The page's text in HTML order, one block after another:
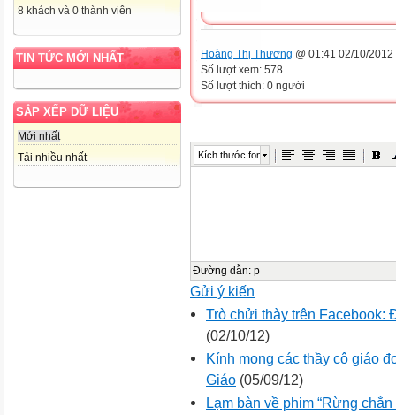
8 khách và 0 thành viên
TIN TỨC MỚI NHẤT
SẮP XẾP DỮ LIỆU
Mới nhất
Tải nhiều nhất
Hoàng Thị Thương @ 01:41 02/10/2012
Số lượt xem: 578
Số lượt thích: 0 người
Kích thước font
Đường dẫn: p
Gửi ý kiến
Trò chửi thày trên Facebook:
(02/10/12)
Kính mong các thầy cô giáo
Giáo (05/09/12)
Lạm bàn về phim “Rừng